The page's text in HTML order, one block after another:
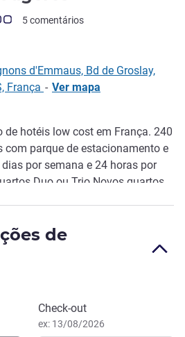
ALL)
5 comentários
d'Emmaus, Bd de Groslay,
França - Ver mapa
de hotéis low cost em França. 240
com parque de estacionamento e
por semana e 24 horas por
Duo ou Trio Novos quartos
Uma mesa de hóspedes
almoço bufete à discrição.
mais!
de
Check-out
ex: 13/08/2026